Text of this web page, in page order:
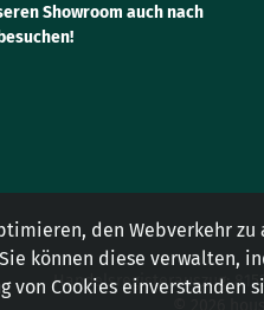
Showroom auch nach
Handelsregisterauszug:
den Webverkehr zu
können diese verwalten,
von Cookies einverstanden